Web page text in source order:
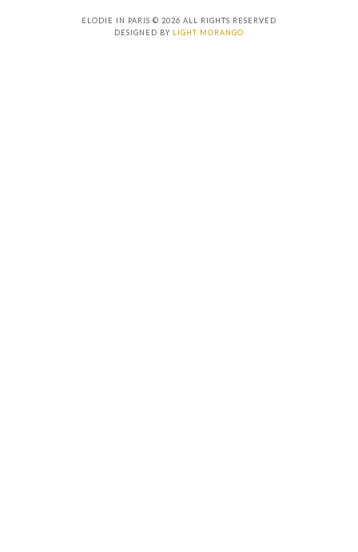
ELODIE IN PARIS © 2026 ALL RIGHTS RESERVED
DESIGNED BY LIGHT MORANGO